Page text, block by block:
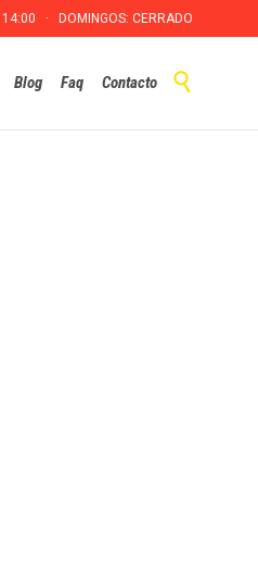
· DOMINGOS: CERRADO
to
Blog Faq Contacto 